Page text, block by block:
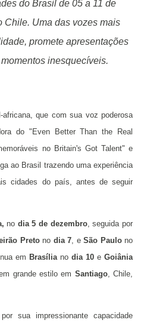
do Brasil de 05 a 11 de
Chile. Uma das vozes mais
promete apresentações
inesquecíveis.
africana, que com sua voz poderosa
do "Even Better Than the Real
no Britain's Got Talent" e
ao Brasil trazendo uma experiência
cidades do país, antes de seguir
no dia 5 de dezembro, seguida por
Pretono dia 7, eSão Paulo no
em Brasília no dia 10 e Goiânia
grande estilo em Santiago, Chile,
sua impressionante capacidade